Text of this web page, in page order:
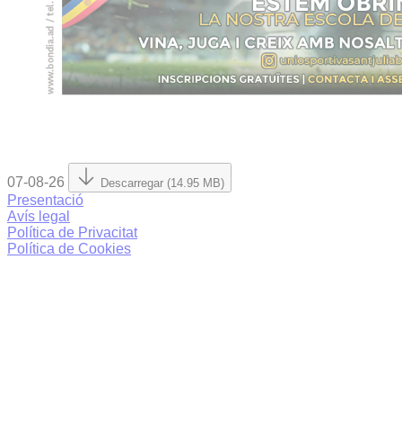
07-08-26 Descarregar (14.95 MB)
Presentació
Avís legal
Política de Privacitat
Política de Cookies